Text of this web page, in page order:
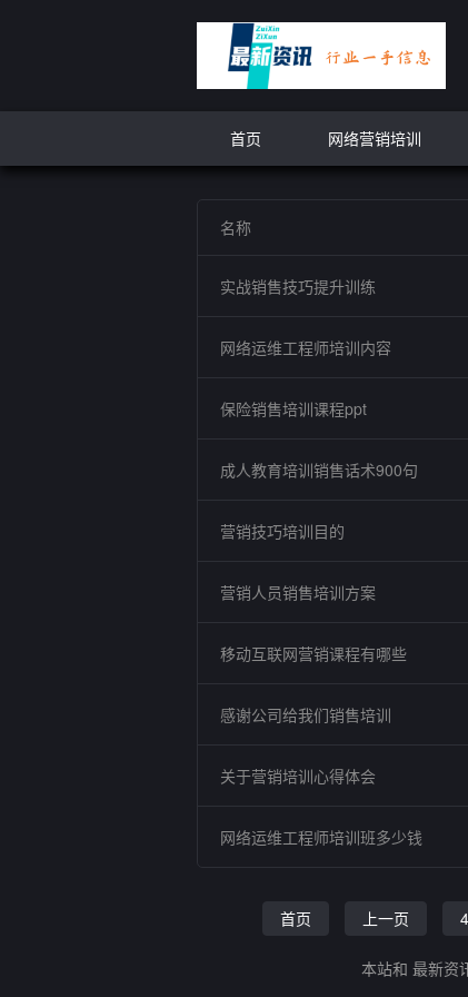
首页 网络营销培训
名称
实战销售技巧提升训练
网络运维工程师培训内容
保险销售培训课程ppt
成人教育培训销售话术900句
营销技巧培训目的
营销人员销售培训方案
移动互联网营销课程有哪些
感谢公司给我们销售培训
关于营销培训心得体会
网络运维工程师培训班多少钱
首页 上一页 4
本站和 最新资